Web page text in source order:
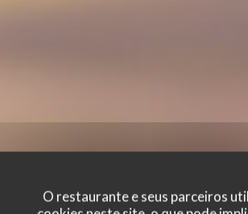
O restaurante e seus parceiros